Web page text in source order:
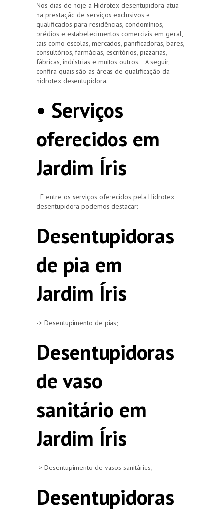
Nos dias de hoje a Hidrotex desentupidora atua
na prestação de serviços exclusivos e
qualificados para residências, condomínios,
prédios e estabelecimentos comerciais em geral,
tais como escolas, mercados, panificadoras, bares,
consultórios, farmácias, escritórios, pizzarias,
fábricas, indústrias e muitos outros. A seguir,
confira quais são as áreas de qualificação da
hidrotex desentupidora.
• Serviços
oferecidos em
Jardim Íris
E entre os serviços oferecidos pela Hidrotex
desentupidora podemos destacar:
Desentupidoras
de pia em
Jardim Íris
-> Desentupimento de pias;
Desentupidoras
de vaso
sanitário em
Jardim Íris
-> Desentupimento de vasos sanitários;
Desentupidoras